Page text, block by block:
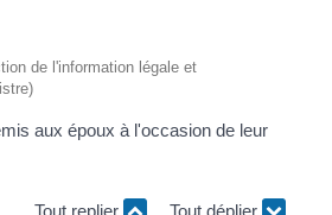
de l'information légale et
aux époux à l'occasion de leur